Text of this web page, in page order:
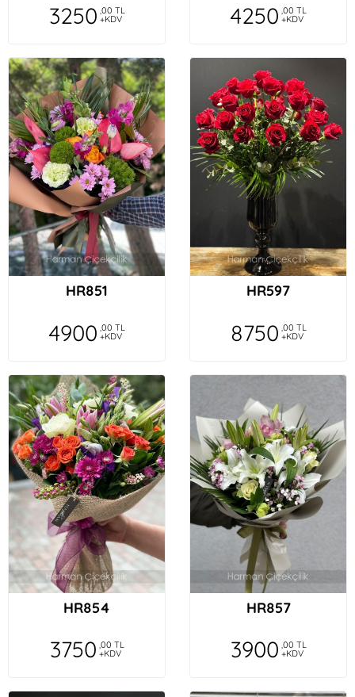
3250 ,00 TL
+KDV 4250 ,00 TL
+KDV
HR851
4900 ,00 TL
+KDV
HR597
8750 ,00 TL
+KDV
HR854
3750 ,00 TL
+KDV
HR857
3900 ,00 TL
+KDV